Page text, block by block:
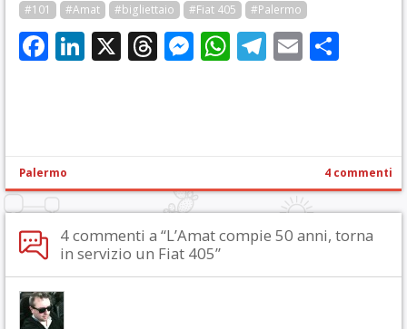
#101 #Amat #bigliettaio #Fiat 405 #Palermo
Facebook
LinkedIn
X Threads
Messenger
WhatsApp
Telegram
Email
Palermo 4 commenti
4 commenti a “L’Amat compie 50 anni, torna
in servizio un Fiat 405”